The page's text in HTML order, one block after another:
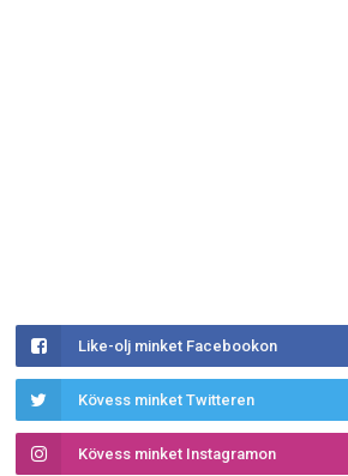
Like-olj minket Facebookon
Kövess minket Twitteren
Kövess minket Instagramon